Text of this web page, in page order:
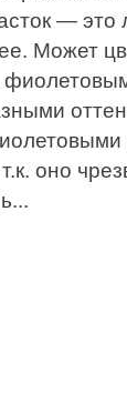
— это
Может
оно